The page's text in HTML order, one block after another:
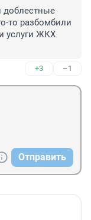
доблестные
то разбомбили
услуги ЖКХ
+3 –1
Отправить